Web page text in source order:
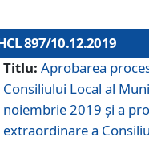
897/10.12.2019
Titlu: Aprobarea
Consiliului Local al
noiembrie 2019 și a
extraordinare a